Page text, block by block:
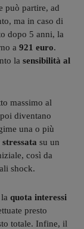
può partire, ad
ma in caso di
dopo 5 anni, la
a 921 euro.
la sensibilità al
massimo al
diventano
una o più
su un
così da
shock.
quota interessi
presto
totale. Infine, il